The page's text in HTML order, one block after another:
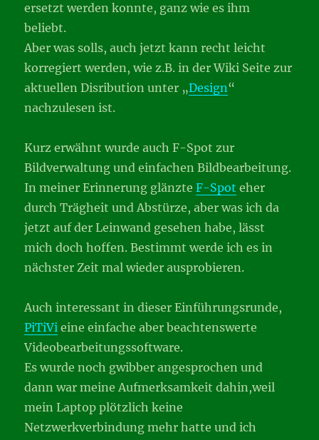
ersetzt werden konnte, ganz wie es ihm
beliebt.
Aber was solls, auch jetzt kann recht leicht
korregiert werden, wie z.B. in der Wiki Seite zur
aktuellen Disribution unter „Design“
nachzulesen ist.
Kurz erwähnt wurde auch F-Spot zur
Bildverwaltung und einfachen Bildbearbeitung.
In meiner Erinnerung glänzteF-Spot eher
durch Trägheit und Abstürze, aber was ich da
jetzt auf der Leinwand gesehen habe, lässt
mich doch hoffen. Bestimmt werde ich es in
nächster Zeit mal wieder ausprobieren.
Auch interessant in dieser Einführungsrunde,
PiTiVi eine einfache aber beachtenswerte
Videobearbeitungssoftware.
Es wurde noch gwibber angesprochen und
dann war meine Aufmerksamkeit dahin,weil
mein Laptop plötzlich keine
Netzwerkverbindung mehr hatte und ich